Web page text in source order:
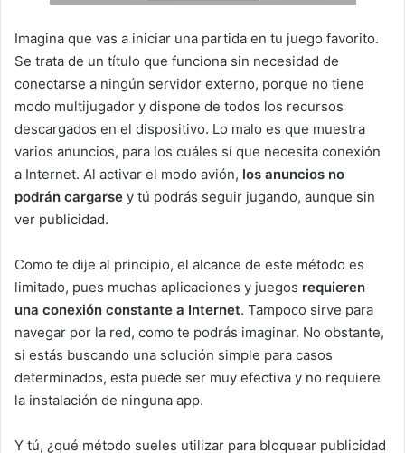
Imagina que vas a iniciar una partida en tu juego favorito.
Se trata de un título que funciona sin necesidad de
conectarse a ningún servidor externo, porque no tiene
modo multijugador y dispone de todos los recursos
descargados en el dispositivo. Lo malo es que muestra
varios anuncios, para los cuáles sí que necesita conexión
a Internet. Al activar el modo avión, los anuncios no
podrán cargarse y tú podrás seguir jugando, aunque sin
ver publicidad.
Como te dije al principio, el alcance de este método es
limitado, pues muchas aplicaciones y juegos requieren
una conexión constante a Internet. Tampoco sirve para
navegar por la red, como te podrás imaginar. No obstante,
si estás buscando una solución simple para casos
determinados, esta puede ser muy efectiva y no requiere
la instalación de ninguna app.
Y tú, ¿qué método sueles utilizar para bloquear publicidad